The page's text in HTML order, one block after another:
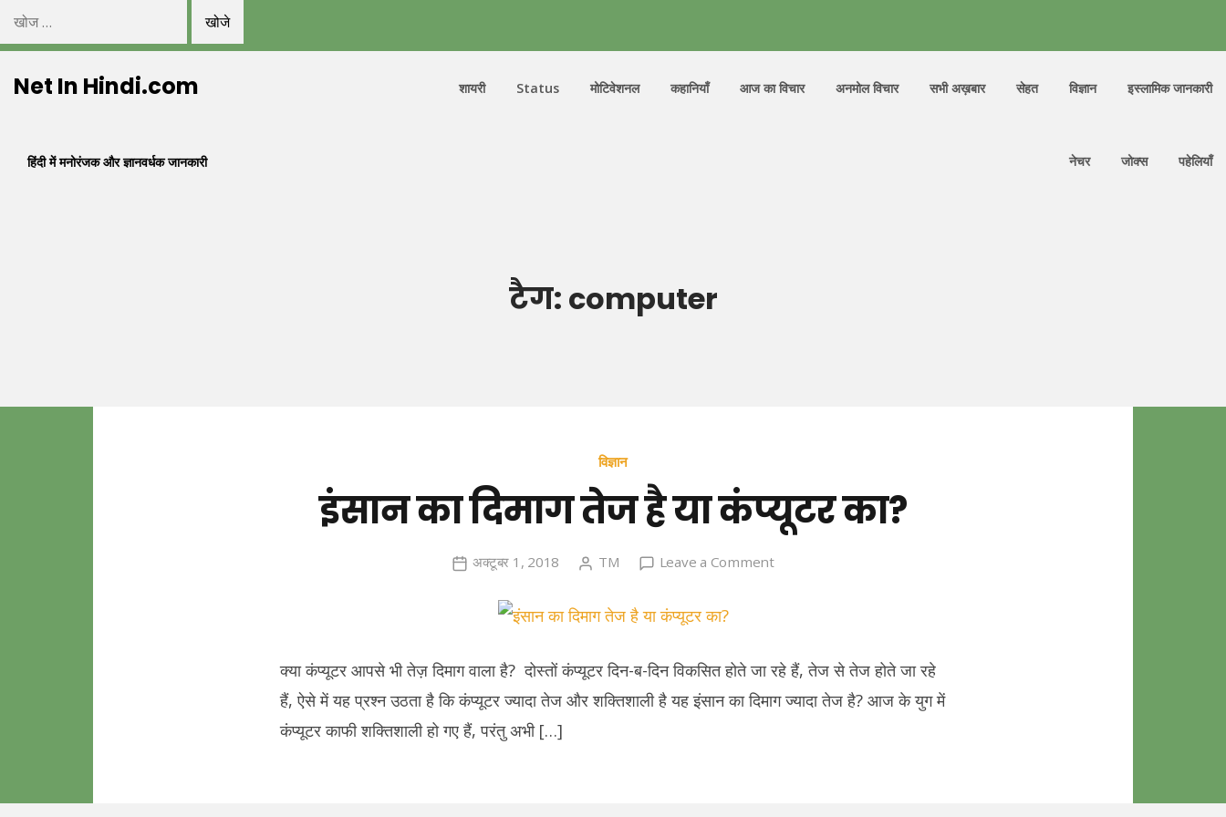
निम्न
को
खोजें:
toNet In Hindi.com
हिंदी में मनोरंजक और ज्ञानवर्धक जानकारी
शायरी Status मोटिवेशनल कहानियाँ आज का विचार अनमोल विचार सभी अख़बार सेहत विज्ञान इस्लामिक जानकारी
नेचर जोक्स पहेलियाँ
टैग: computer
विज्ञान
इंसान का दिमाग तेज है या कंप्यूटर का?
अक्टूबर 1, 2018 TM Leave a Commenton
तेज
या
क्या कंप्यूटर आपसे भी तेज़ दिमाग वाला है? दोस्तों कंप्यूटर दिन-ब-दिन विकसित होते जा रहे हैं, तेज से तेज होते जा रहे
हैं, ऐसे में यह प्रश्न उठता है कि कंप्यूटर ज्यादा तेज और शक्तिशाली है यह इंसान का दिमाग ज्यादा तेज है? आज के युग में
कंप्यूटर काफी शक्तिशाली हो गए हैं, परंतु अभी […]